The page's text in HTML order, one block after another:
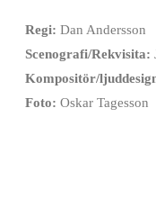
Regi: Dan Andersson
Scenografi/Rekvisita:
Kompositör/
Foto: Oskar Tagesson